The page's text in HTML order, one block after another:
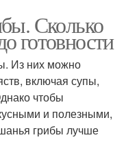
Сколько
готовности
Из них можно
включая супы,
чтобы
и полезными,
грибы лучше